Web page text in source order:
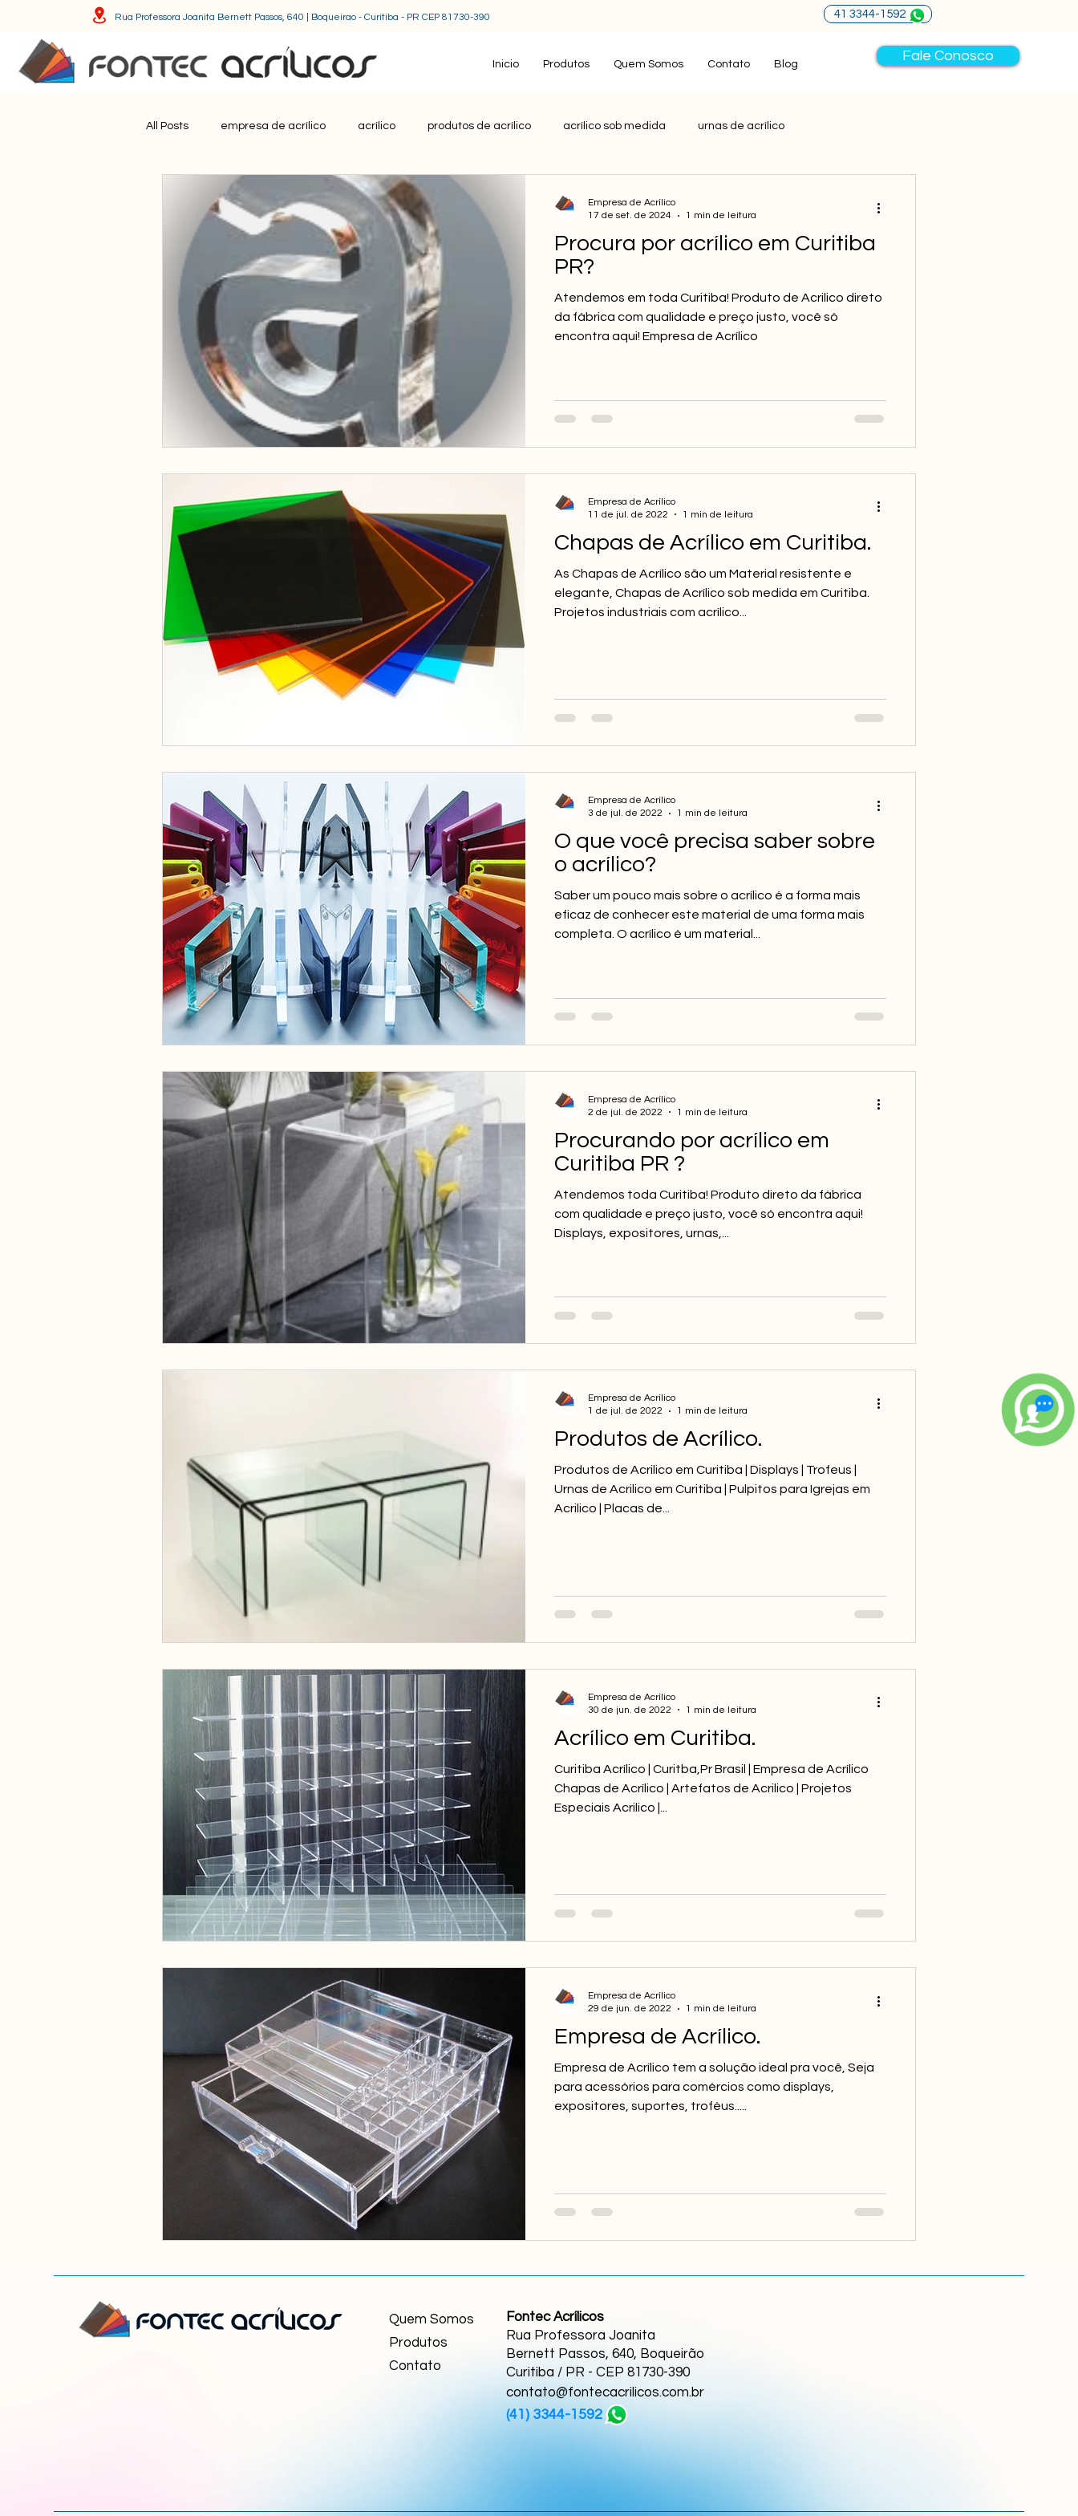
Rua Professora Joanita Bernett Passos, 640 | Boqueirao - Curitiba - PR CEP 81730-390​ 41 3344-1592
Inicio Produtos Quem Somos Contato Blog
Fale Conosco
All Posts empresa de acrílico acrílico produtos de acrílico acrílico sob medida urnas de acrílico
displays de acrílico Troféus de acrílico acrílico personalizado
Procura por acrílico em Curitiba
PR?
Atendemos em toda Curitiba! Produto de Acrilico direto
da fábrica com qualidade e preço justo, você só
encontra aqui! Empresa de Acrílico
Empresa de Acrílico
17 de set. de 2024
1 min de leitura
Chapas de Acrílico em Curitiba.
As Chapas de Acrílico são um Material resistente e
elegante, Chapas de Acrílico sob medida em Curitiba.
Projetos industriais com acrílico...
Empresa de Acrílico
11 de jul. de 2022
1 min de leitura
O que você precisa saber sobre
o acrílico?
Saber um pouco mais sobre o acrílico é a forma mais
eficaz de conhecer este material de uma forma mais
completa. O acrílico é um material...
Empresa de Acrílico
3 de jul. de 2022
1 min de leitura
Procurando por acrílico em
Curitiba PR ?
Atendemos toda Curitiba! Produto direto da fábrica
com qualidade e preço justo, você só encontra aqui!
Displays, expositores, urnas,...
Empresa de Acrílico
2 de jul. de 2022
1 min de leitura
Produtos de Acrílico.
Produtos de Acrilico em Curitiba | Displays | Trofeus |
Urnas de Acrilico em Curitiba | Pulpitos para Igrejas em
Acrilico | Placas de...
Empresa de Acrílico
1 de jul. de 2022
1 min de leitura
Acrílico em Curitiba.
Curitiba Acrílico | Curitba,Pr Brasil | Empresa de Acrílico
Chapas de Acrílico | Artefatos de Acrilico | Projetos
Especiais Acrilico |...
Empresa de Acrílico
30 de jun. de 2022
1 min de leitura
Empresa de Acrílico.
Empresa de Acrílico tem a solução ideal pra você, Seja
para acessórios para comércios como displays,
expositores, suportes, troféus.....
Empresa de Acrílico
29 de jun. de 2022
1 min de leitura
Quem Somos
Produtos
Contato
Fontec Acrílicos
Rua Professora Joanita
Bernett Passos, 640, Boqueirão
Curitiba / PR - CEP 81730-390
contato@fontecacrilicos.com.br
(41) 3344-1592